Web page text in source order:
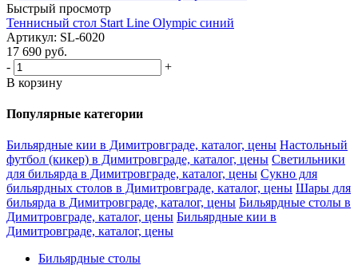
Быстрый просмотр
Теннисный стол Start Line Olympic синий
Артикул: SL-6020
17 690 руб.
-
+
В корзину
Популярные категории
Бильярдные кии в Димитровграде, каталог, цены Настольный
футбол (кикер) в Димитровграде, каталог, цены Светильники
для бильярда в Димитровграде, каталог, цены Сукно для
бильярдных столов в Димитровграде, каталог, цены Шары для
бильярда в Димитровграде, каталог, цены Бильярдные столы в
Димитровграде, каталог, цены Бильярдные кии в
Димитровграде, каталог, цены
Бильярдные столы